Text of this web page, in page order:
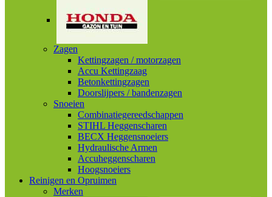
Zagen
Kettingzagen / motorzagen
Accu Kettingzaag
Betonkettingzagen
Doorslijpers / bandenzagen
Snoeien
Combinatiegereedschappen
STIHL Heggenscharen
BECX Heggensnoeiers
Hydraulische Armen
Accuheggenscharen
Hoogsnoeiers
Reinigen en Opruimen
Merken